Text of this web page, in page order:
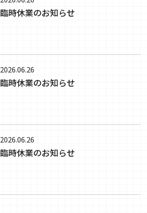
臨時休業のお知らせ
2026.06.26
臨時休業のお知らせ
2026.06.26
臨時休業のお知らせ